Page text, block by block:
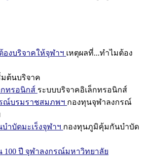
องบริจาคให้จุฬาฯ เหตุผลที่...ทำไมต้อง
มต้นบริจาค
กทรอนิกส์ ระบบบริจาคอิเล็กทรอนิกส์
ณ์บรมราชสมภพฯ กองทุนจุฬาลงกรณ์
ำบัดมะเร็งจุฬาฯ กองทุนภูมิคุ้มกันบำบัด
100 ปี จุฬาลงกรณ์มหาวิทยาลัย